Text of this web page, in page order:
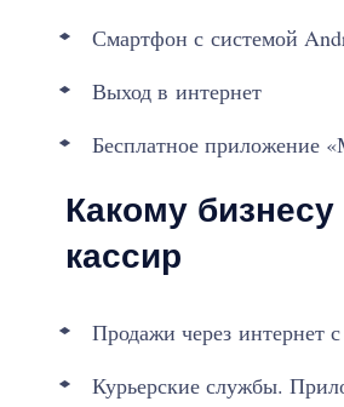
Смартфон с системой
Выход в интернет
Бесплатное приложение
Какому
кассир
Продажи через интернет
Курьерские службы.